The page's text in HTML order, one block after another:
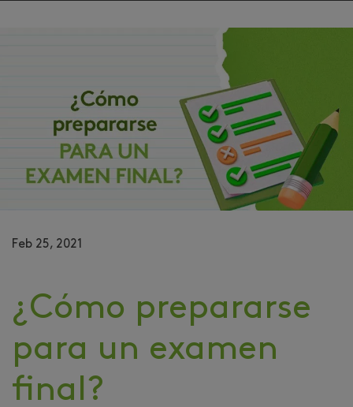
Feb 25, 2021
¿Cómo prepararse
para un examen
final?